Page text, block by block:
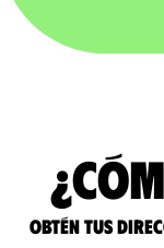
Obtén tus